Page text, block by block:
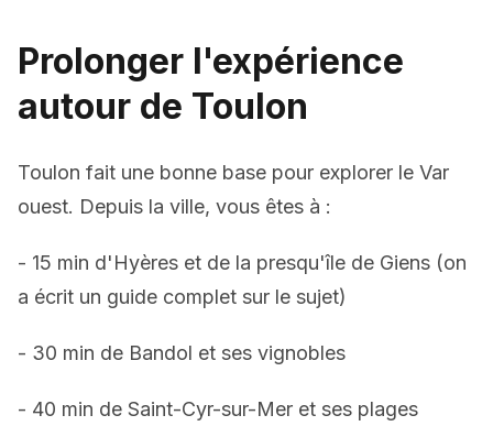
Prolonger l'expérience
autour de Toulon
Toulon fait une bonne base pour explorer le Var
ouest. Depuis la ville, vous êtes à :
- 15 min d'Hyères et de la presqu'île de Giens (on
a écrit un guide complet sur le sujet)
- 30 min de Bandol et ses vignobles
- 40 min de Saint-Cyr-sur-Mer et ses plages